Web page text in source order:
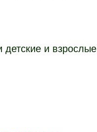
детские и взрослые